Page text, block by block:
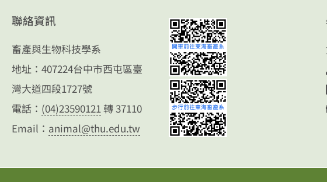
聯絡資訊
畜產與生物科技學系
地址：407224台中市西屯區臺
灣大道四段1727號
電話： (04)23590121 轉 37110
Email： animal@thu.edu.tw